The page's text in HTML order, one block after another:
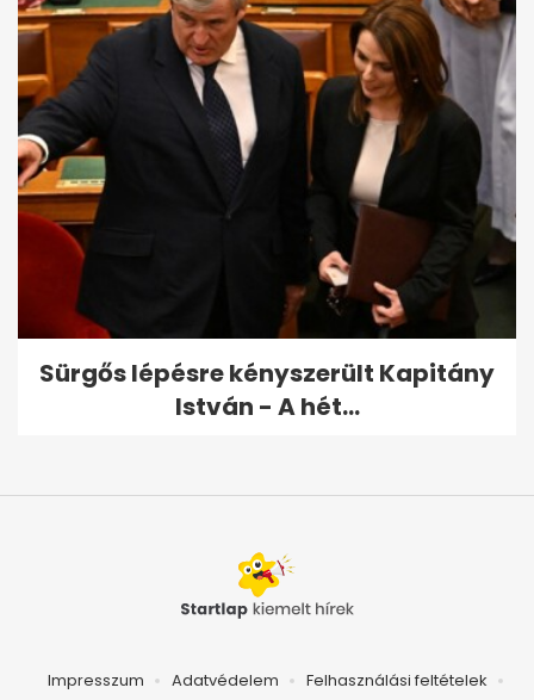
Sürgős lépésre kényszerült Kapitány
István - A hét...
Impresszum Adatvédelem Felhasználási feltételek